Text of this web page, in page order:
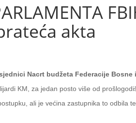
akta
Nacrt budžeta Federacije Bosne
KM, za jedan posto više od
ali je većina zastupnika to odbila